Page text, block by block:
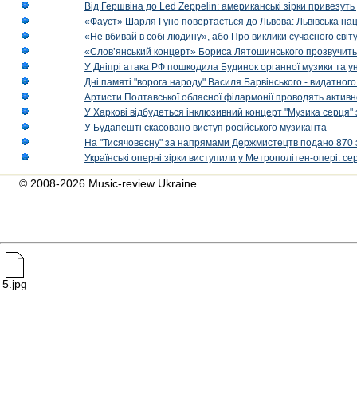
Від Гершвіна до Led Zeppelin: американські зірки
«Фауст» Шарля Гуно повертається до Львова: Львівська
«Не вбивай в собі людину», або Про виклики сучасного світу
«Слов’янський концерт» Бориса Лятошинського
У Дніпрі атака РФ пошкодила Будинок органної музики та
Дні памяті "ворога народу" Василя Барвінського -
Артисти Полтавської обласної філармонії проводять
У Харкові відбудеться інклюзивний концерт "Музика
У Будапешті скасовано виступ російського музиканта
На "Тисячовесну" за напрямами Держмистецтв подано 870
Українські оперні зірки виступили у Метрополітен-опері:
© 2008-2026 Music-review Ukraine
5.jpg